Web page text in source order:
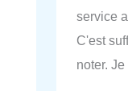
service
C'est
noter.